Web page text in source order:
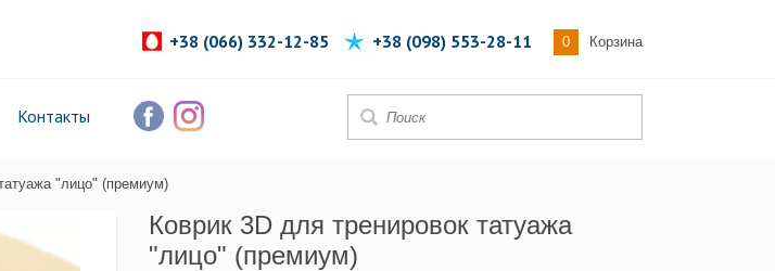
0 Корзина
+38 (066) 332-12-85 +38 (098) 553-28-11
Контакты
"лицо" (премиум)
Коврик 3D для тренировок татуажа
"лицо" (премиум)